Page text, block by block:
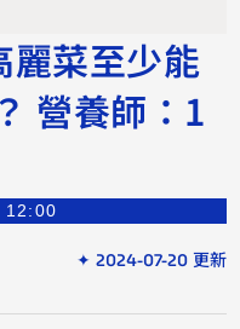
麗菜至少能
營養師：1
12:00
✦ 2024-07-20 更新